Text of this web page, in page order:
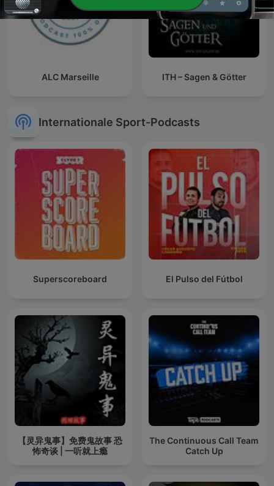
ALC Marseille ITH – Sagen & Götter
Internationale Sport-Podcasts
Superscoreboard El Pulso del Fútbol
【灵异鬼事】免费鬼故事 恐
怖奇谈 | 一听就上瘾
The Continuous Call Team
Catch Up